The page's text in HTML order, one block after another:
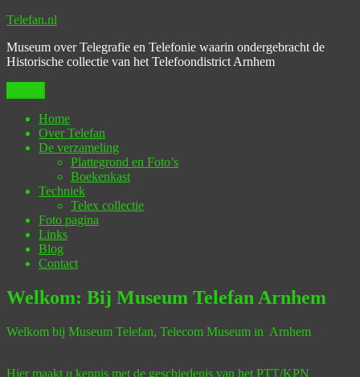
Ga
de
inhoud
Telefan.nl
Museum over Telegrafie en Telefonie waarin ondergebracht de
Historische collectie van het Telefoondistrict Arnhem
Home
Over Telefan
De verzameling
Plattegrond en Foto’s
Boekenkast
Techniek
Telex collectie
Foto pagina
Links
Blog
Contact
Welkom: Bij Museum Telefan Arnhem
Welkom bij Museum Telefan, Telecom Museum in Arnhem
Hier maakt u kennis met de geschiedenis van het PTT/KPN